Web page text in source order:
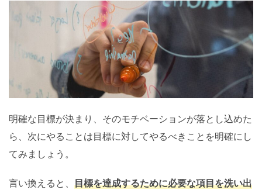
明確な目標が決まり、そのモチベーションが落とし込めた
ら、次にやることは目標に対してやるべきことを明確にし
てみましょう。
言い換えると、 目標を達成するために必要な項目を洗い出